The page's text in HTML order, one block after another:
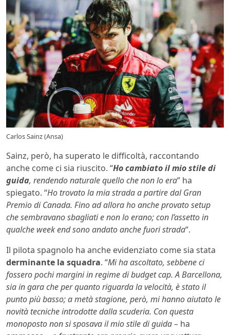
Carlos Sainz (Ansa)
Sainz, però, ha superato le difficoltà, raccontando
anche come ci sia riuscito. “Ho cambiato il mio stile di
guida, rendendo naturale quello che non lo era” ha
spiegato. “Ho trovato la mia strada a partire dal Gran
Premio di Canada. Fino ad allora ho anche provato setup
che sembravano sbagliati e non lo erano; con l’assetto in
qualche week end sono andato anche fuori strada“.
Il pilota spagnolo ha anche evidenziato come sia stata
derminante la squadra. “Mi ha ascoltato, sebbene ci
fossero pochi margini in regime di budget cap. A Barcellona,
sia in gara che per quanto riguarda la velocità, è stato il
punto più basso; a metà stagione, però, mi hanno aiutato le
novità tecniche introdotte dalla scuderia. Con questa
monoposto non si sposava il mio stile di guida – ha